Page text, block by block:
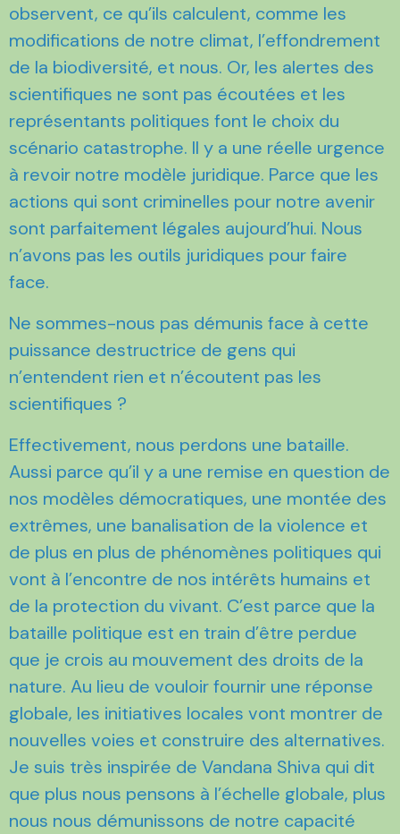
observent, ce qu’ils calculent, comme les
modifications de notre climat, l’effondrement
de la biodiversité, et nous. Or, les alertes des
scientifiques ne sont pas écoutées et les
représentants politiques font le choix du
scénario catastrophe. Il y a une réelle urgence
à revoir notre modèle juridique. Parce que les
actions qui sont criminelles pour notre avenir
sont parfaitement légales aujourd’hui. Nous
n’avons pas les outils juridiques pour faire
face.
Ne sommes-nous pas démunis face à cette
puissance destructrice de gens qui
n’entendent rien et n’écoutent pas les
scientifiques ?
Effectivement, nous perdons une bataille.
Aussi parce qu’il y a une remise en question de
nos modèles démocratiques, une montée des
extrêmes, une banalisation de la violence et
de plus en plus de phénomènes politiques qui
vont à l’encontre de nos intérêts humains et
de la protection du vivant. C’est parce que la
bataille politique est en train d’être perdue
que je crois au mouvement des droits de la
nature. Au lieu de vouloir fournir une réponse
globale, les initiatives locales vont montrer de
nouvelles voies et construire des alternatives.
Je suis très inspirée de Vandana Shiva qui dit
que plus nous pensons à l’échelle globale, plus
nous nous démunissons de notre capacité